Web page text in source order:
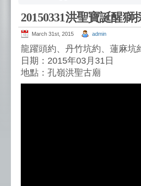
20150331洪聖寶誕醒獅
March 31st, 2015 admin
龍躍頭約、丹竹坑約、蓮麻坑
日期：2015年03月31日
地點：孔嶺洪聖古廟